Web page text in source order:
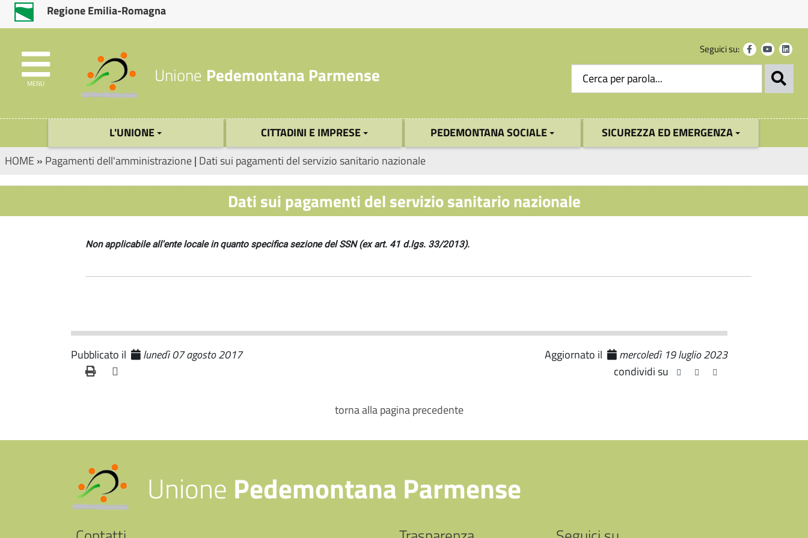
Regione Emilia-Romagna
MENU Unione Pedemontana Parmense
Seguici su:
L'UNIONE CITTADINI E IMPRESE PEDEMONTANA SOCIALE
SICUREZZA ED EMERGENZA
HOME » Pagamenti dell'amministrazione| Dati sui pagamenti del servizio sanitario nazionale
Dati sui pagamenti del servizio sanitario nazionale
Non applicabile all'ente locale in quanto specifica sezione del SSN (ex art. 41 d.lgs. 33/2013).
Pubblicato il lunedì 07 agosto 2017 Aggiornato il
mercoledì 19 luglio 2023
condividi su
torna alla pagina precedente
Unione Pedemontana Parmense